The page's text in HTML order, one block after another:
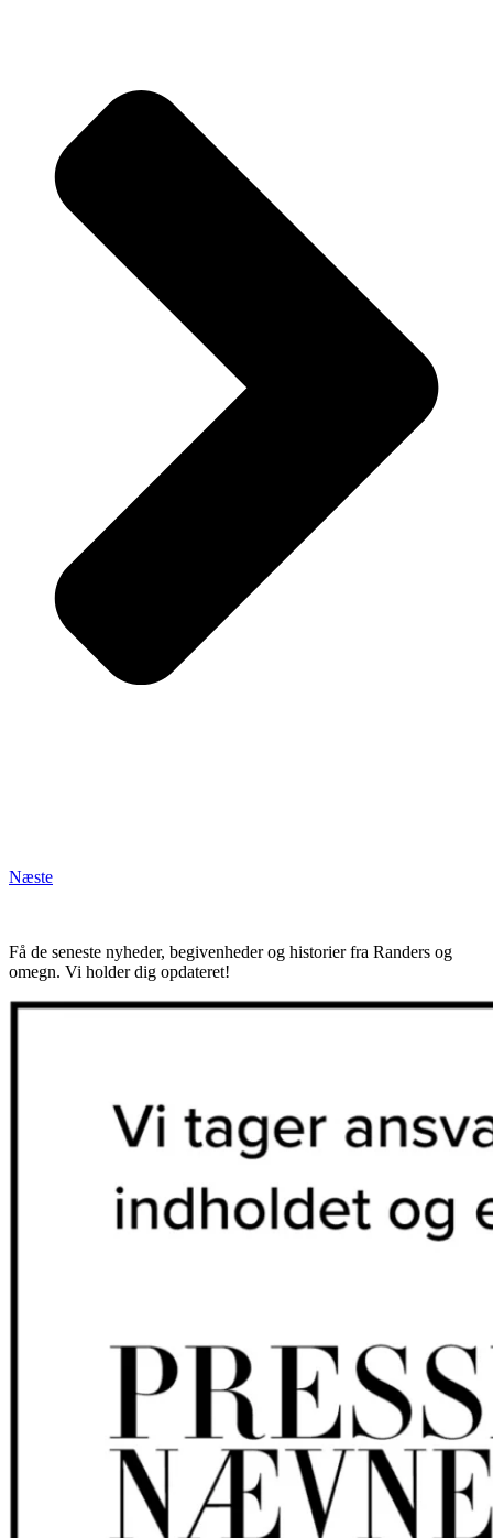
Næste
Få de seneste nyheder, begivenheder og historier fra Randers og
omegn. Vi holder dig opdateret!